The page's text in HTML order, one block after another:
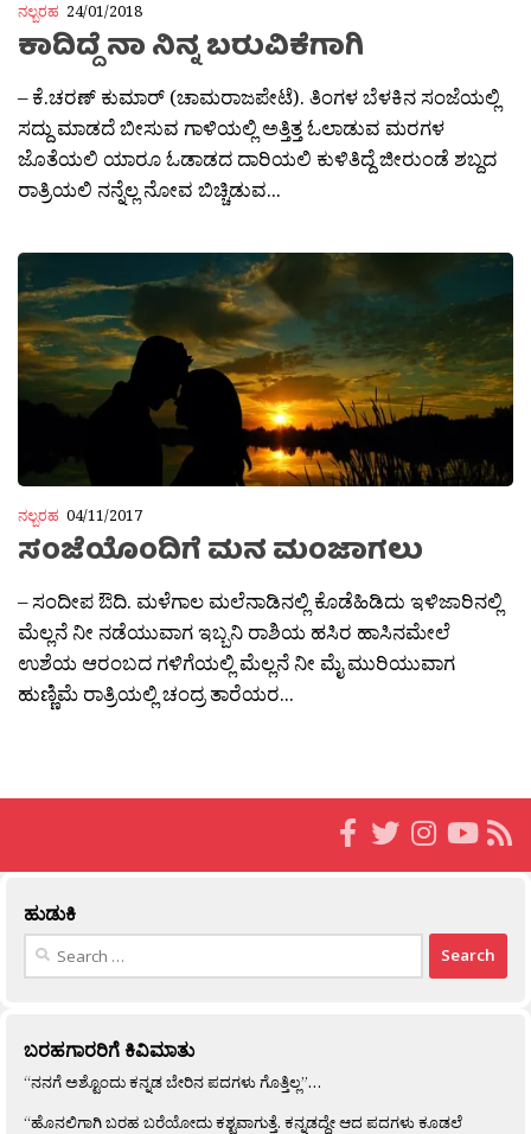
ನಲ್ಬರಹ 24/01/2018
ಕಾದಿದ್ದೆ ನಾ ನಿನ್ನ ಬರುವಿಕೆಗಾಗಿ
– ಕೆ.ಚರಣ್ ಕುಮಾರ್ (ಚಾಮರಾಜಪೇಟೆ). ತಿಂಗಳ ಬೆಳಕಿನ ಸಂಜೆಯಲ್ಲಿ
ಸದ್ದು ಮಾಡದೆ ಬೀಸುವ ಗಾಳಿಯಲ್ಲಿ ಅತ್ತಿತ್ತ ಓಲಾಡುವ ಮರಗಳ
ಜೊತೆಯಲಿ ಯಾರೂ ಓಡಾಡದ ದಾರಿಯಲಿ ಕುಳಿತಿದ್ದೆ ಜೀರುಂಡೆ ಶಬ್ದದ
ರಾತ್ರಿಯಲಿ ನನ್ನೆಲ್ಲ ನೋವ ಬಿಚ್ಚಿಡುವ...
ನಲ್ಬರಹ 04/11/2017
ಸಂಜೆಯೊಂದಿಗೆ ಮನ ಮಂಜಾಗಲು
– ಸಂದೀಪ ಔದಿ. ಮಳೆಗಾಲ ಮಲೆನಾಡಿನಲ್ಲಿ ಕೊಡೆಹಿಡಿದು ಇಳಿಜಾರಿನಲ್ಲಿ
ಮೆಲ್ಲನೆ ನೀ ನಡೆಯುವಾಗ ಇಬ್ಬನಿ ರಾಶಿಯ ಹಸಿರ ಹಾಸಿನಮೇಲೆ
ಉಶೆಯ ಆರಂಬದ ಗಳಿಗೆಯಲ್ಲಿ ಮೆಲ್ಲನೆ ನೀ ಮೈ ಮುರಿಯುವಾಗ
ಹುಣ್ಣಿಮೆ ರಾತ್ರಿಯಲ್ಲಿ ಚಂದ್ರ ತಾರೆಯರ...
ಹುಡುಕಿ
Search
ಬರಹಗಾರರಿಗೆ ಕಿವಿಮಾತು
“ನನಗೆ ಅಶ್ಟೊಂದು ಕನ್ನಡ ಬೇರಿನ ಪದಗಳು ಗೊತ್ತಿಲ್ಲ”…
“ಹೊನಲಿಗಾಗಿ ಬರಹ ಬರೆಯೋದು ಕಶ್ಟವಾಗುತ್ತೆ. ಕನ್ನಡದ್ದೇ ಆದ ಪದಗಳು ಕೂಡಲೆ